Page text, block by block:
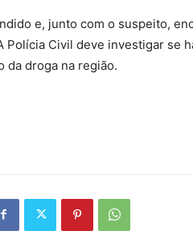
e, junto com o suspeito,
Polícia Civil deve investigar se
da droga na região.